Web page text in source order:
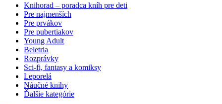
Knihorad – poradca kníh pre deti
Pre najmenších
Pre prvákov
Pre pubertiakov
Young Adult
Beletria
Rozprávky
Sci-fi, fantasy a komiksy
Leporelá
Náučné knihy
Ďalšie kategórie